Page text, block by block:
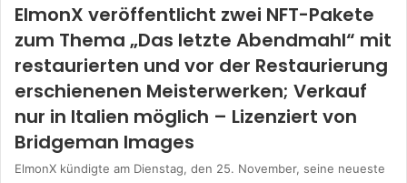
ElmonX veröffentlicht zwei NFT-Pakete
zum Thema „Das letzte Abendmahl“ mit
restaurierten und vor der Restaurierung
erschienenen Meisterwerken; Verkauf
nur in Italien möglich – Lizenziert von
Bridgeman Images
ElmonX kündigte am Dienstag, den 25. November, seine neueste